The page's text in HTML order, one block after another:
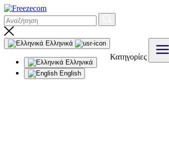
Ελληνικά
Ελληνικά
English
Κατηγορίες